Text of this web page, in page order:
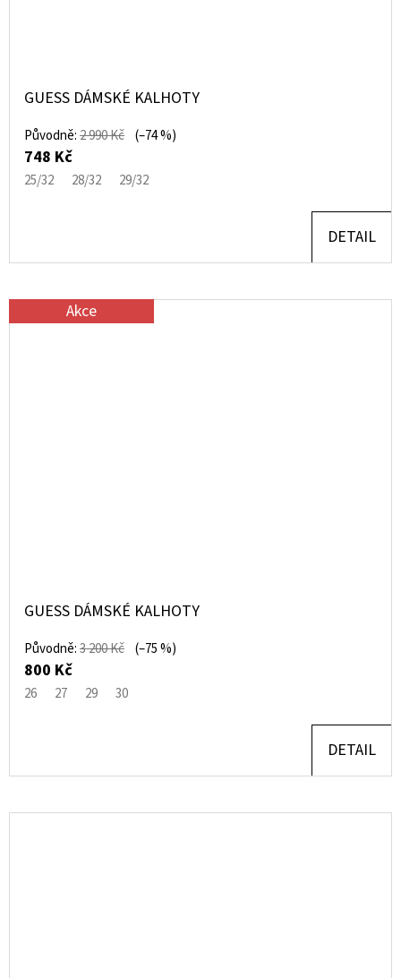
GUESS DÁMSKÉ KALHOTY
Původně:2 990 Kč (–74 %)
748 Kč
25/32 28/32 29/32
DETAIL
Akce
GUESS DÁMSKÉ KALHOTY
Původně:3 200 Kč (–75 %)
800 Kč
26 27 29 30
DETAIL